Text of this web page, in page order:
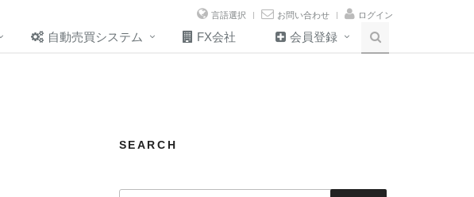
言語選択 お問い合わせ ログイン
自動売買システム FX会社
会員登録
SEARCH
検